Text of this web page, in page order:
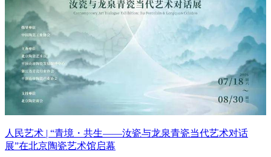
人民艺术 | “青境・共生——汝瓷与龙泉青瓷当代艺术对话
展”在北京陶瓷艺术馆启幕